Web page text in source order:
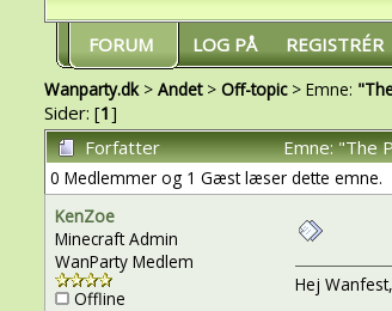
FORUM LOG PÅ REGISTRÉR
Wanparty.dk> Andet> Off-topic> Emne:
Sider: [1]
Forfatter Emne: "The
0 Medlemmer og 1 Gæst læser dette emne.
KenZoe
Minecraft Admin
WanParty Medlem
Offline
Hej Wanfest,